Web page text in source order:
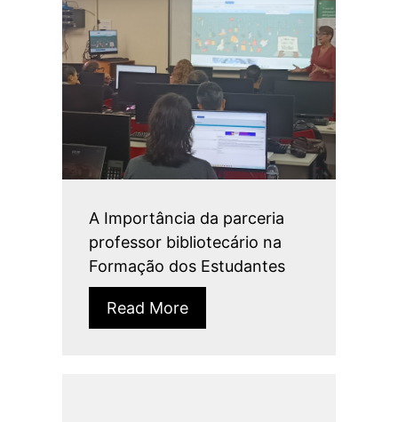
A Importância da parceria
professor bibliotecário na
Formação dos Estudantes
Read More